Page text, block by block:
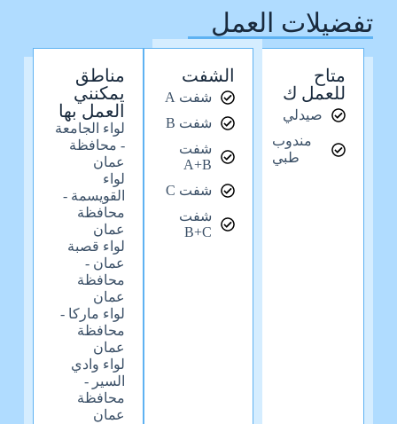
تفضيلات العمل
متاح
للعمل ك
صيدلي
مندوب
طبي
الشفت
شفت A
شفت B
شفت
A+B
شفت C
شفت
B+C
مناطق
يمكنني
العمل بها
لواء الجامعة
- محافظة
عمان
لواء
القويسمة -
محافظة
عمان
لواء قصبة
عمان -
محافظة
عمان
لواء ماركا -
محافظة
عمان
لواء وادي
السير -
محافظة
عمان